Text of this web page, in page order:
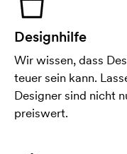
Designhilfe
Wir wissen, dass
teuer sein kann.
Designer sind nicht
preiswert.